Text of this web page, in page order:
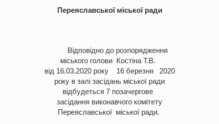
Переяславської міської ради
Відповідно до розпорядження
міського голови Костіна Т.В.
від 16.03.2020 року 16 березня 2020
року в залі засідань міської ради
відбудеться 7 позачергове
засідання виконавчого комітету
Переяславської міської ради.